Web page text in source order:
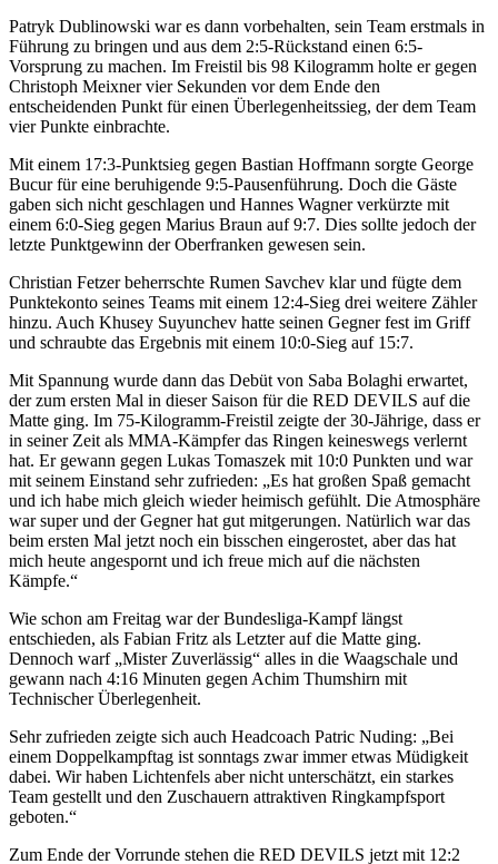
Patryk Dublinowski war es dann vorbehalten, sein Team erstmals in
Führung zu bringen und aus dem 2:5-Rückstand einen 6:5-
Vorsprung zu machen. Im Freistil bis 98 Kilogramm holte er gegen
Christoph Meixner vier Sekunden vor dem Ende den
entscheidenden Punkt für einen Überlegenheitssieg, der dem Team
vier Punkte einbrachte.
Mit einem 17:3-Punktsieg gegen Bastian Hoffmann sorgte George
Bucur für eine beruhigende 9:5-Pausenführung. Doch die Gäste
gaben sich nicht geschlagen und Hannes Wagner verkürzte mit
einem 6:0-Sieg gegen Marius Braun auf 9:7. Dies sollte jedoch der
letzte Punktgewinn der Oberfranken gewesen sein.
Christian Fetzer beherrschte Rumen Savchev klar und fügte dem
Punktekonto seines Teams mit einem 12:4-Sieg drei weitere Zähler
hinzu. Auch Khusey Suyunchev hatte seinen Gegner fest im Griff
und schraubte das Ergebnis mit einem 10:0-Sieg auf 15:7.
Mit Spannung wurde dann das Debüt von Saba Bolaghi erwartet,
der zum ersten Mal in dieser Saison für die RED DEVILS auf die
Matte ging. Im 75-Kilogramm-Freistil zeigte der 30-Jährige, dass er
in seiner Zeit als MMA-Kämpfer das Ringen keineswegs verlernt
hat. Er gewann gegen Lukas Tomaszek mit 10:0 Punkten und war
mit seinem Einstand sehr zufrieden: „Es hat großen Spaß gemacht
und ich habe mich gleich wieder heimisch gefühlt. Die Atmosphäre
war super und der Gegner hat gut mitgerungen. Natürlich war das
beim ersten Mal jetzt noch ein bisschen eingerostet, aber das hat
mich heute angespornt und ich freue mich auf die nächsten
Kämpfe.“
Wie schon am Freitag war der Bundesliga-Kampf längst
entschieden, als Fabian Fritz als Letzter auf die Matte ging.
Dennoch warf „Mister Zuverlässig“ alles in die Waagschale und
gewann nach 4:16 Minuten gegen Achim Thumshirn mit
Technischer Überlegenheit.
Sehr zufrieden zeigte sich auch Headcoach Patric Nuding: „Bei
einem Doppelkampftag ist sonntags zwar immer etwas Müdigkeit
dabei. Wir haben Lichtenfels aber nicht unterschätzt, ein starkes
Team gestellt und den Zuschauern attraktiven Ringkampfsport
geboten.“
Zum Ende der Vorrunde stehen die RED DEVILS jetzt mit 12:2